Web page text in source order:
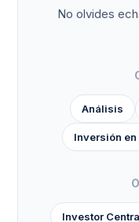
No olvides
Análisis
Inversión en
Investor